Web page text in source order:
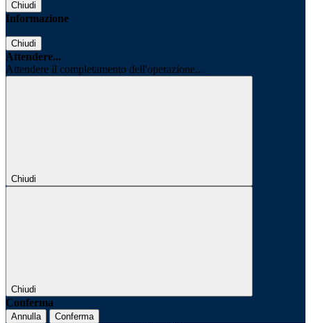
Chiudi
Informazione
Chiudi
Attendere...
Attendere il completamento dell'operazione...
Chiudi
Chiudi
Conferma
Annulla Conferma